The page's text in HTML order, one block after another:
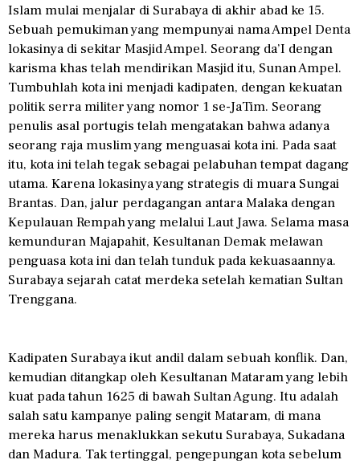
Islam mulai menjalar di Surabaya di akhir abad ke 15.
Sebuah pemukiman yang mempunyai nama Ampel Denta
lokasinya di sekitar Masjid Ampel. Seorang da’I dengan
karisma khas telah mendirikan Masjid itu, Sunan Ampel.
Tumbuhlah kota ini menjadi kadipaten, dengan kekuatan
politik serra militer yang nomor 1 se-JaTim. Seorang
penulis asal portugis telah mengatakan bahwa adanya
seorang raja muslim yang menguasai kota ini. Pada saat
itu, kota ini telah tegak sebagai pelabuhan tempat dagang
utama. Karena lokasinya yang strategis di muara Sungai
Brantas. Dan, jalur perdagangan antara Malaka dengan
Kepulauan Rempah yang melalui Laut Jawa. Selama masa
kemunduran Majapahit, Kesultanan Demak melawan
penguasa kota ini dan telah tunduk pada kekuasaannya.
Surabaya sejarah catat merdeka setelah kematian Sultan
Trenggana.
Kadipaten Surabaya ikut andil dalam sebuah konflik. Dan,
kemudian ditangkap oleh Kesultanan Mataram yang lebih
kuat pada tahun 1625 di bawah Sultan Agung. Itu adalah
salah satu kampanye paling sengit Mataram, di mana
mereka harus menaklukkan sekutu Surabaya, Sukadana
dan Madura. Tak tertinggal, pengepungan kota sebelum